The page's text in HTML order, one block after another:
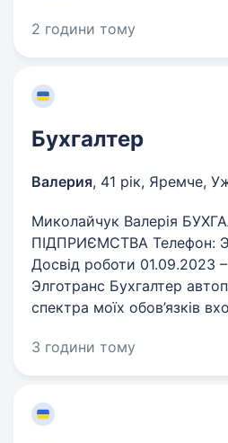
2 години тому
Бухгалтер
Валерия, 41 рік, Яремче,
Миколайчук Валерія
ПІДПРИЄМСТВА Телефон:
Досвід роботи 01.09.2023
Элготранс Бухгалтер
спектра моїх обов’язків
3 години тому